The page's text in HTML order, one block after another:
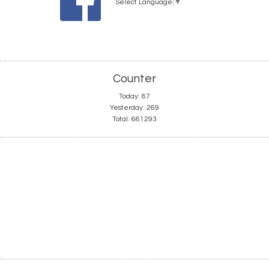
Select Language ▼
Counter
Today: 87
Yesterday: 269
Total: 661293